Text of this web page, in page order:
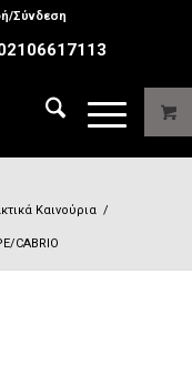
Σύνδεση
Καινούρια /
CABRIO